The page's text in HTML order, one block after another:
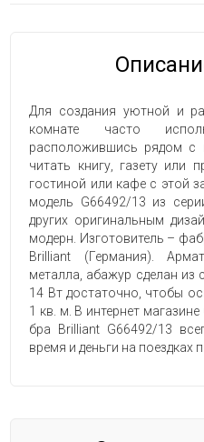
Для создания уютной и
комнате часто
расположившись рядом
читать книгу, газету или
гостиной или кафе с этой
модель G66492/13 из
других оригинальным
модерн. Изготовитель –
Brilliant (Германия).
металла, абажур сделан из
14 Вт достаточно, чтобы
1 кв. м. В интернет
бра Brilliant G66492/13
время и деньги на поездках